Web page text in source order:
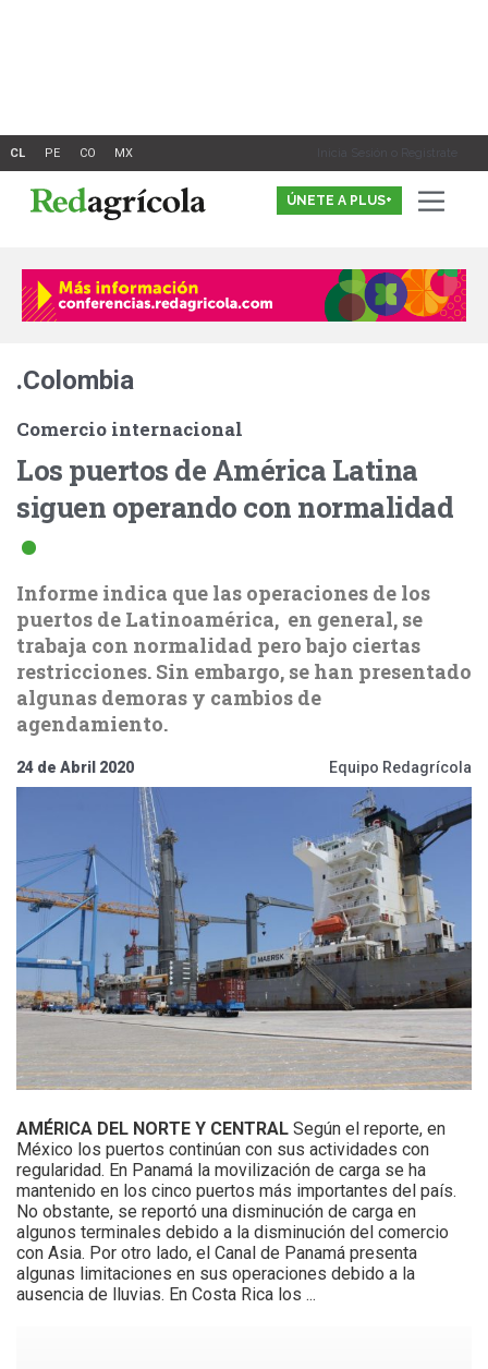
Inicia Sesión o Registrate
ÚNETE A PLUS+
.Colombia
Comercio internacional
Los puertos de América Latina
siguen operando con normalidad
Informe indica que las operaciones de los
puertos de Latinoamérica, en general, se
trabaja con normalidad pero bajo ciertas
restricciones. Sin embargo, se han presentado
algunas demoras y cambios de
agendamiento.
24 de Abril 2020 Equipo Redagrícola
AMÉRICA DEL NORTE Y CENTRAL Según el reporte, en
México los puertos continúan con sus actividades con
regularidad. En Panamá la movilización de carga se ha
mantenido en los cinco puertos más importantes del país.
No obstante, se reportó una disminución de carga en
algunos terminales debido a la disminución del comercio
con Asia. Por otro lado, el Canal de Panamá presenta
algunas limitaciones en sus operaciones debido a la
ausencia de lluvias. En Costa Rica los ...